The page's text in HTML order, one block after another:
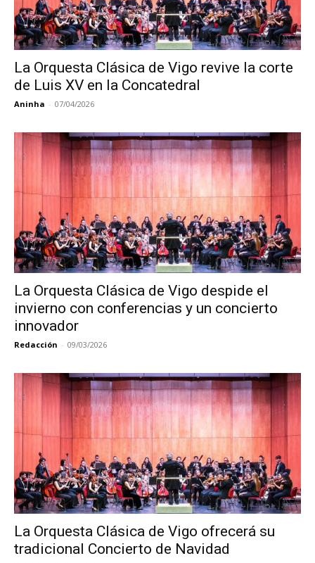
La Orquesta Clásica de Vigo revive la corte
de Luis XV en la Concatedral
Aninha - 07/04/2026
La Orquesta Clásica de Vigo despide el
invierno con conferencias y un concierto
innovador
Redacción - 09/03/2026
La Orquesta Clásica de Vigo ofrecerá su
tradicional Concierto de Navidad